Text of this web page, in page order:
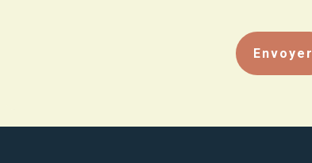
Envoyer